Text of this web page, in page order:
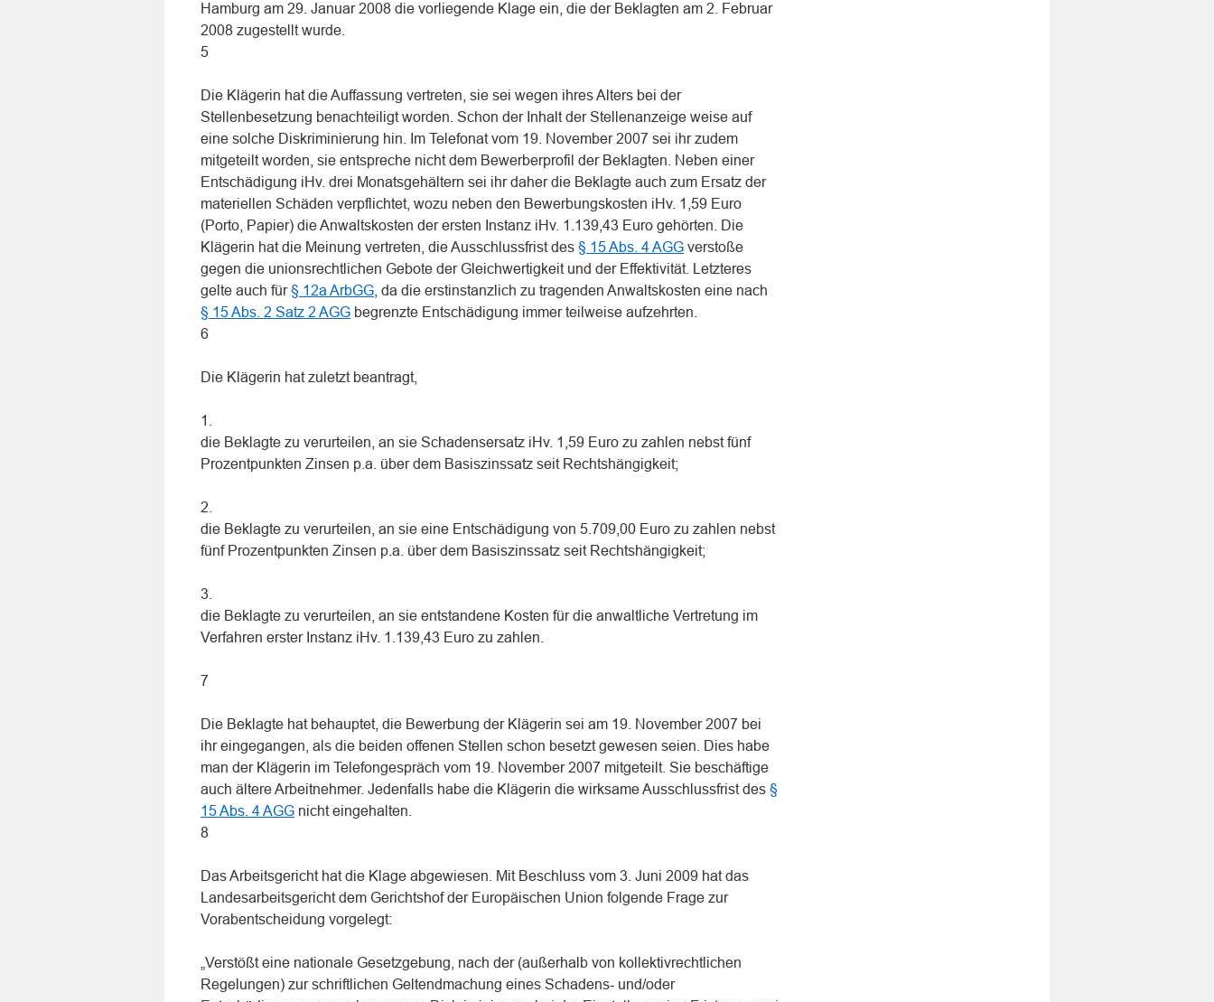
Hamburg am 29. Januar 2008 die vorliegende Klage ein, die der Beklagten am 2. Februar
2008 zugestellt wurde.
5
Die Klägerin hat die Auffassung vertreten, sie sei wegen ihres Alters bei der
Stellenbesetzung benachteiligt worden. Schon der Inhalt der Stellenanzeige weise auf
eine solche Diskriminierung hin. Im Telefonat vom 19. November 2007 sei ihr zudem
mitgeteilt worden, sie entspreche nicht dem Bewerberprofil der Beklagten. Neben einer
Entschädigung iHv. drei Monatsgehältern sei ihr daher die Beklagte auch zum Ersatz der
materiellen Schäden verpflichtet, wozu neben den Bewerbungskosten iHv. 1,59 Euro
(Porto, Papier) die Anwaltskosten der ersten Instanz iHv. 1.139,43 Euro gehörten. Die
Klägerin hat die Meinung vertreten, die Ausschlussfrist des § 15 Abs. 4 AGG verstoße
gegen die unionsrechtlichen Gebote der Gleichwertigkeit und der Effektivität. Letzteres
gelte auch für§ 12a ArbGG , da die erstinstanzlich zu tragenden Anwaltskosten eine nach
§ 15 Abs. 2 Satz 2 AGG begrenzte Entschädigung immer teilweise aufzehrten.
6
Die Klägerin hat zuletzt beantragt,
1.
die Beklagte zu verurteilen, an sie Schadensersatz iHv. 1,59 Euro zu zahlen nebst fünf
Prozentpunkten Zinsen p.a. über dem Basiszinssatz seit Rechtshängigkeit;
2.
die Beklagte zu verurteilen, an sie eine Entschädigung von 5.709,00 Euro zu zahlen nebst
fünf Prozentpunkten Zinsen p.a. über dem Basiszinssatz seit Rechtshängigkeit;
3.
die Beklagte zu verurteilen, an sie entstandene Kosten für die anwaltliche Vertretung im
Verfahren erster Instanz iHv. 1.139,43 Euro zu zahlen.
7
Die Beklagte hat behauptet, die Bewerbung der Klägerin sei am 19. November 2007 bei
ihr eingegangen, als die beiden offenen Stellen schon besetzt gewesen seien. Dies habe
man der Klägerin im Telefongespräch vom 19. November 2007 mitgeteilt. Sie beschäftige
auch ältere Arbeitnehmer. Jedenfalls habe die Klägerin die wirksame Ausschlussfrist des §
15 Abs. 4 AGG nicht eingehalten.
8
Das Arbeitsgericht hat die Klage abgewiesen. Mit Beschluss vom 3. Juni 2009 hat das
Landesarbeitsgericht dem Gerichtshof der Europäischen Union folgende Frage zur
Vorabentscheidung vorgelegt:
„Verstößt eine nationale Gesetzgebung, nach der (außerhalb von kollektivrechtlichen
Regelungen) zur schriftlichen Geltendmachung eines Schadens- und/oder